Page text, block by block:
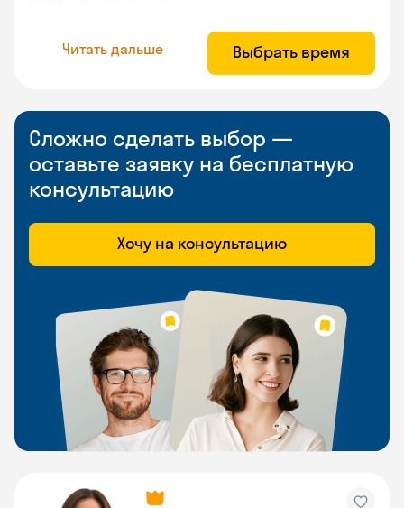
Читать дальше Выбрать время
Сложно сделать выбор —
оставьте заявку на бесплатную
консультацию
Хочу на консультацию